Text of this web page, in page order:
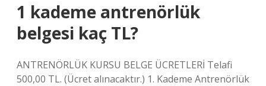
1 kademe antrenörlük
belgesi kaç TL?
ANTRENÖRLÜK KURSU BELGE ÜCRETLERİ Telafi
500,00 TL. (Ücret alınacaktır.) 1. Kademe Antrenörlük